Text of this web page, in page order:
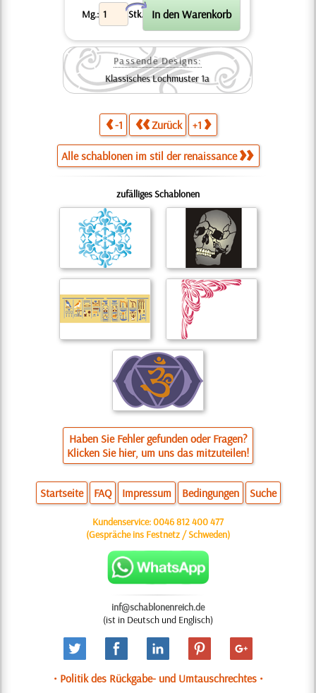
Mg.: Stk.
X
Passende Designs:
Klassisches Lochmuster 1a
-1 Zurück +1
Alle schablonen im stil der renaissance
zufälliges Schablonen
Haben Sie Fehler gefunden oder Fragen?
Klicken Sie hier, um uns das mitzuteilen!
Startseite FAQ Impressum Bedingungen Suche
Kundenservice:0046 812 400 477
(Gespräche ins Festnetz / Schweden)
inf@schablonenreich.de
(ist in Deutsch und Englisch)
• Politik des Rückgabe- und Umtauschrechtes •